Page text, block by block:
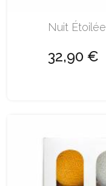
Nuit Étoilée
32,90 €